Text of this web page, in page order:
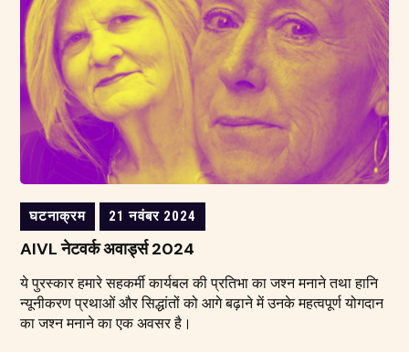
घटनाक्रम 21 नवंबर 2024
AIVL नेटवर्क अवार्ड्स 2024
ये पुरस्कार हमारे सहकर्मी कार्यबल की प्रतिभा का जश्न मनाने तथा हानि
न्यूनीकरण प्रथाओं और सिद्धांतों को आगे बढ़ाने में उनके महत्वपूर्ण योगदान
का जश्न मनाने का एक अवसर है।